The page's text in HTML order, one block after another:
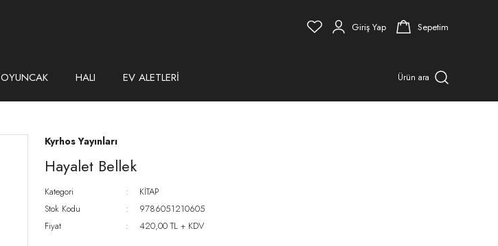
Giriş Yap Sepetim
OYUNCAK HALI EV ALETLERİ Ürün ara
Kyrhos Yayınları
Hayalet Bellek
Kategori
KİTAP
Stok Kodu
9786051210605
Fiyat
420,00 TL + KDV